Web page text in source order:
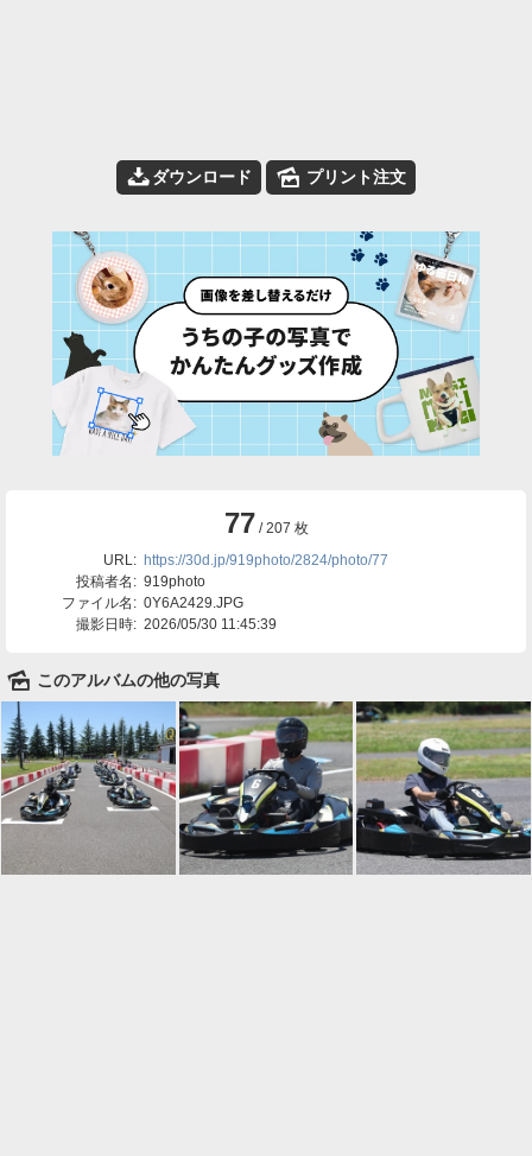
📥ダウンロード 🌄 プリント注文
77 / 207 枚
URL: https://30d.jp/919photo/2824/photo/77
投稿者名: 919photo
ファイル名: 0Y6A2429.JPG
撮影日時: 2026/05/30 11:45:39
🌄 このアルバムの他の写真